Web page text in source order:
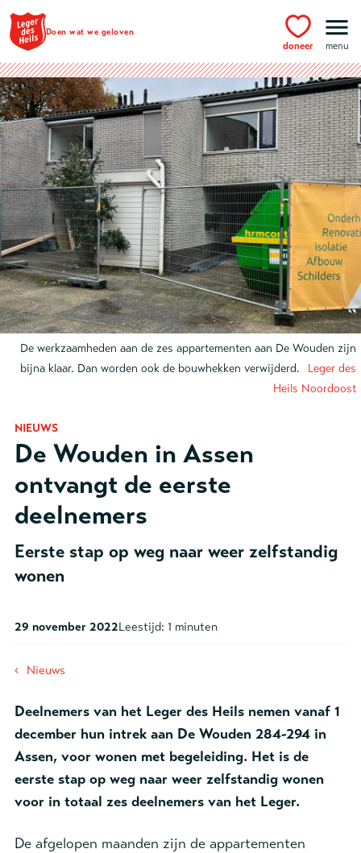
Ga naar hoofdinhoud
Doen wat we geloven
doneer menu
NIEUWS
De Wouden in Assen
ontvangt de eerste
deelnemers
Eerste stap op weg naar weer zelfstandig
wonen
De werkzaamheden aan de zes appartementen aan De Wouden zijn
bijna klaar. Dan worden ook de bouwhekken verwijderd.
Leger des
Heils Noordoost
29 november 2022Leestijd: 1 minuten
‹ Nieuws
Deelnemers van het Leger des Heils nemen vanaf 1
december hun intrek aan De Wouden 284-294 in
Assen, voor wonen met begeleiding. Het is de
eerste stap op weg naar weer zelfstandig wonen
voor in totaal zes deelnemers van het Leger.
De afgelopen maanden zijn de appartementen